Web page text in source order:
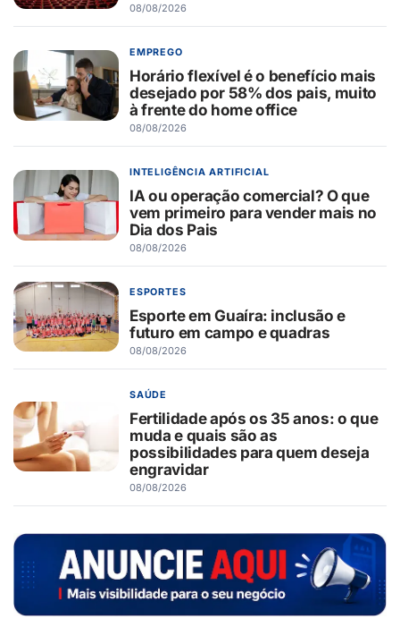
08/08/2026
EMPREGO
Horário flexível é o benefício mais
desejado por 58% dos pais, muito
à frente do home office
08/08/2026
INTELIGÊNCIA ARTIFICIAL
IA ou operação comercial? O que
vem primeiro para vender mais no
Dia dos Pais
08/08/2026
ESPORTES
Esporte em Guaíra: inclusão e
futuro em campo e quadras
08/08/2026
SAÚDE
Fertilidade após os 35 anos: o que
muda e quais são as
possibilidades para quem deseja
engravidar
08/08/2026